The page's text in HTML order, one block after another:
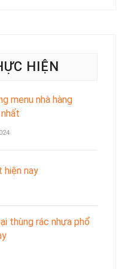
HIỆN
menu nhà hàng
hiện nay
thùng rác nhựa phổ